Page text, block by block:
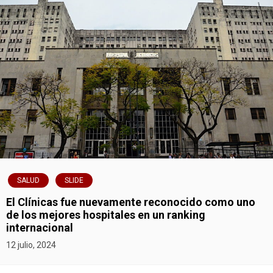
v
e
g
a
c
i
ó
n
d
e
SALUD SLIDE
El Clínicas fue nuevamente reconocido como uno
de los mejores hospitales en un ranking
internacional
12 julio, 2024